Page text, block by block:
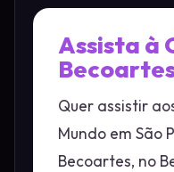
Assista à
Quer assistir
Mundo em São
Becoartes, no